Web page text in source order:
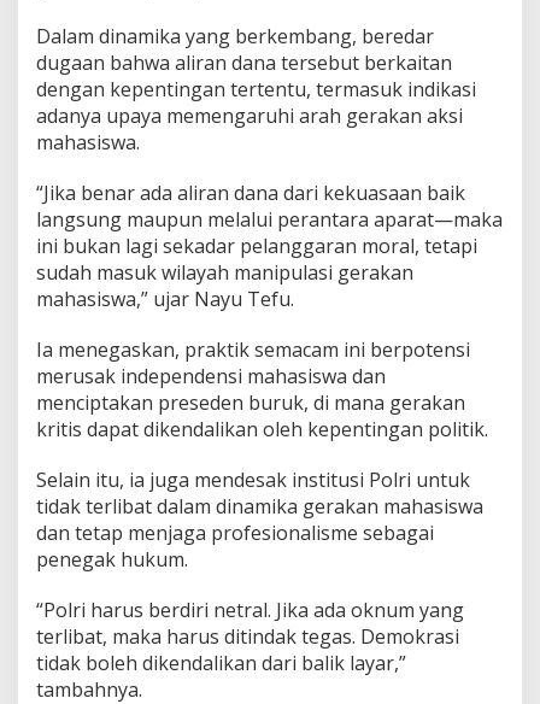
Dalam dinamika yang berkembang, beredar
dugaan bahwa aliran dana tersebut berkaitan
dengan kepentingan tertentu, termasuk indikasi
adanya upaya memengaruhi arah gerakan aksi
mahasiswa.
“Jika benar ada aliran dana dari kekuasaan baik
langsung maupun melalui perantara aparat—maka
ini bukan lagi sekadar pelanggaran moral, tetapi
sudah masuk wilayah manipulasi gerakan
mahasiswa,” ujar Nayu Tefu.
Ia menegaskan, praktik semacam ini berpotensi
merusak independensi mahasiswa dan
menciptakan preseden buruk, di mana gerakan
kritis dapat dikendalikan oleh kepentingan politik.
Selain itu, ia juga mendesak institusi Polri untuk
tidak terlibat dalam dinamika gerakan mahasiswa
dan tetap menjaga profesionalisme sebagai
penegak hukum.
“Polri harus berdiri netral. Jika ada oknum yang
terlibat, maka harus ditindak tegas. Demokrasi
tidak boleh dikendalikan dari balik layar,”
tambahnya.